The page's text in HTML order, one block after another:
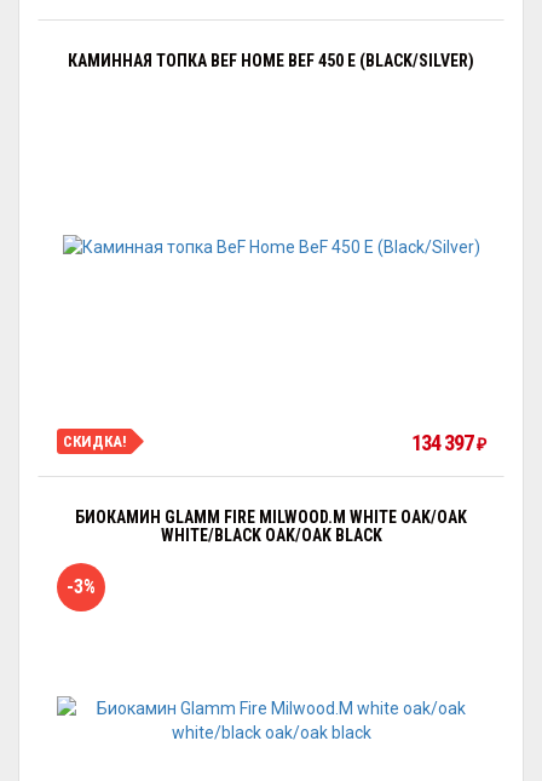
КАМИННАЯ ТОПКА BEF HOME BEF 450 E (BLACK/SILVER)
СКИДКА! 134 397₽
БИОКАМИН GLAMM FIRE MILWOOD.M WHITE OAK/OAK
WHITE/BLACK OAK/OAK BLACK
-3%